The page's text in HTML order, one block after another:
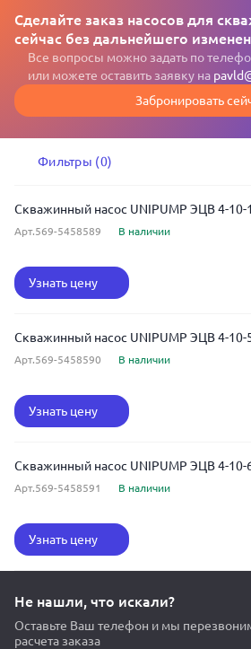
Сделайте заказ насосов для
сейчас без дальнейшего
Все вопросы можно задать по
или можете оставить заявку на
Забронировать
Фильтры (0)
Скважинный насос UNIPUMP ЭЦВ 4-10-
Арт.569-5458589 В наличии
Узнать цену
Скважинный насос UNIPUMP ЭЦВ 4-10-
Арт.569-5458590 В наличии
Узнать цену
Скважинный насос UNIPUMP ЭЦВ 4-10-
Арт.569-5458591 В наличии
Узнать цену
Не нашли, что искали?
Оставьте Ваш телефон и мы
расчета заказа